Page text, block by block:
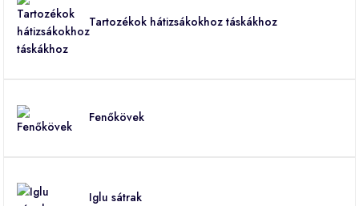
Tartozékok hátizsákokhoz táskákhoz
Fenőkövek
Iglu sátrak